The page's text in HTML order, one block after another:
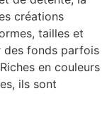
créations
tailles et
des fonds parfois
en couleurs
ils sont